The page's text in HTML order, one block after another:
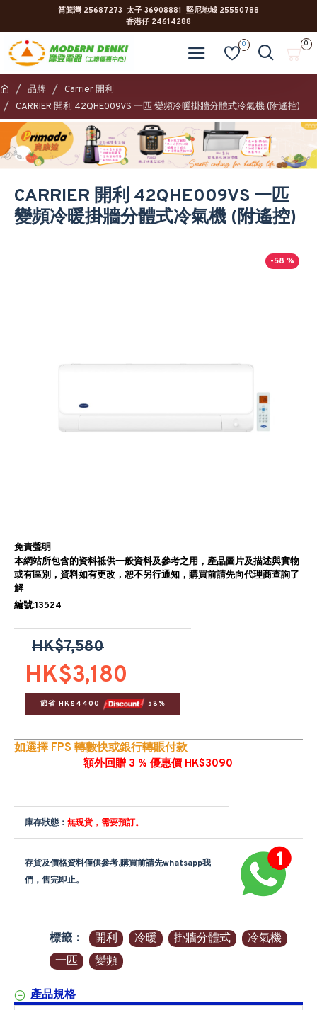
筲箕灣 25687273 太子 36908881 堅尼地城 25550788
香港仔 24614288
0 0
品牌
Carrier 開利
CARRIER 開利 42QHE009VS 一匹 變頻冷暖掛牆分體式冷氣機 (附遙控)
CARRIER 開利 42QHE009VS 一匹
變頻冷暖掛牆分體式冷氣機 (附遙控)
-58 %
免責聲明
本網站所包含的資料祗供一般資料及參考之用，產品圖片及描述與實物
或有區別，資料如有更改，恕不另行通知，購買前請先向代理商查詢了
解
編號:13524
HK$3,180
HK$7,580
節省 HK$4400 58%
如選擇 FPS 轉數快或銀行轉賬付款
額外回贈 3 % 優惠價 HK$3090
庫存狀態： 無現貨，需要預訂。
存貨及價格資料僅供參考,購買前請先whatsapp我
們，售完即止。
標籤： 開利 冷暖 掛牆分體式
冷氣機
一匹
變頻
產品規格